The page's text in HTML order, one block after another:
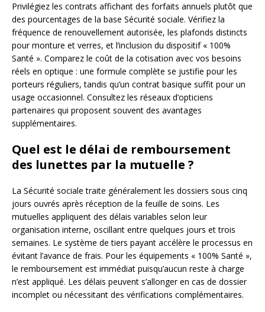
Privilégiez les contrats affichant des forfaits annuels plutôt que
des pourcentages de la base Sécurité sociale. Vérifiez la
fréquence de renouvellement autorisée, les plafonds distincts
pour monture et verres, et l’inclusion du dispositif « 100%
Santé ». Comparez le coût de la cotisation avec vos besoins
réels en optique : une formule complète se justifie pour les
porteurs réguliers, tandis qu’un contrat basique suffit pour un
usage occasionnel. Consultez les réseaux d’opticiens
partenaires qui proposent souvent des avantages
supplémentaires.
Quel est le délai de remboursement
des lunettes par la mutuelle ?
La Sécurité sociale traite généralement les dossiers sous cinq
jours ouvrés après réception de la feuille de soins. Les
mutuelles appliquent des délais variables selon leur
organisation interne, oscillant entre quelques jours et trois
semaines. Le système de tiers payant accélère le processus en
évitant l’avance de frais. Pour les équipements « 100% Santé »,
le remboursement est immédiat puisqu’aucun reste à charge
n’est appliqué. Les délais peuvent s’allonger en cas de dossier
incomplet ou nécessitant des vérifications complémentaires.